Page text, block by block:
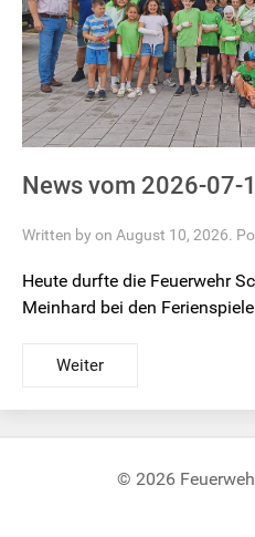
News vom 2026-07-
Written by on August 10, 2026.
Heute durfte die Feuerwehr
Meinhard bei den
Weiter
© 2026